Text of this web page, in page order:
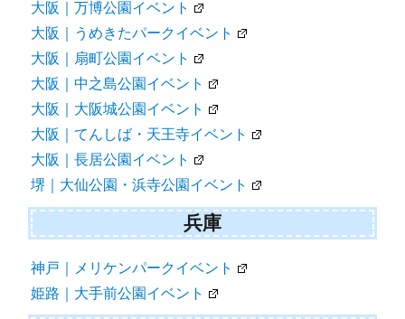
大阪｜万博公園イベント
大阪｜うめきたパークイベント
大阪｜扇町公園イベント
大阪｜中之島公園イベント
大阪｜大阪城公園イベント
大阪｜てんしば・天王寺イベント
大阪｜長居公園イベント
堺｜大仙公園・浜寺公園イベント
兵庫
神戸｜メリケンパークイベント
姫路｜大手前公園イベント